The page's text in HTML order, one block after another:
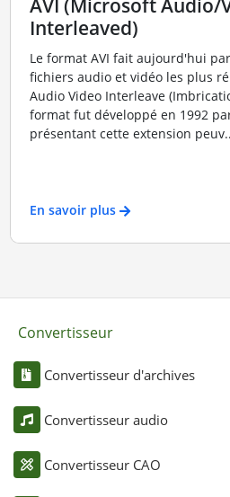
AVI (Microsoft Audio/
Interleaved)
Le format AVI fait aujourd'hui
fichiers audio et vidéo les plus
Audio Video Interleave
format fut développé en 1992
présentant cette extension
En savoir plus
Convertisseur
Convertisseur d'archives
Convertisseur audio
Convertisseur CAO